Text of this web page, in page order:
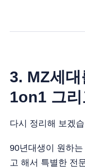
3. MZ세
1on1 그
다시 정리해 보겠
90년대생이 원하
고 해서 특별한 전